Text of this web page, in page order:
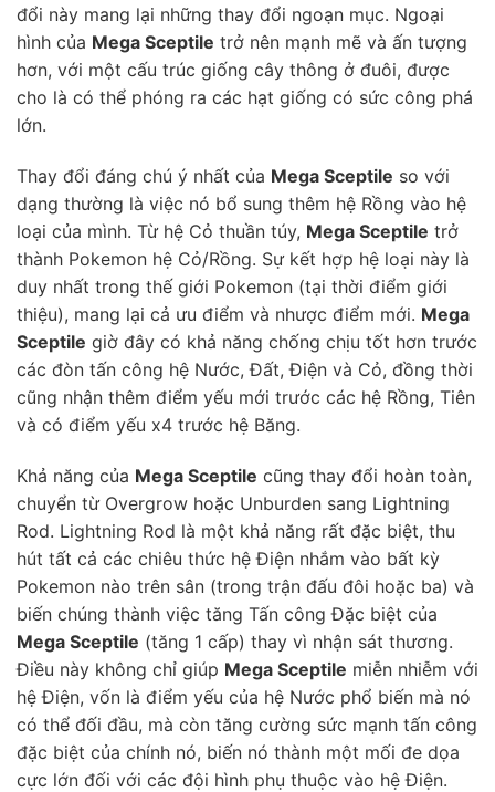
đổi này mang lại những thay đổi ngoạn mục. Ngoại
hình của Mega Sceptile trở nên mạnh mẽ và ấn tượng
hơn, với một cấu trúc giống cây thông ở đuôi, được
cho là có thể phóng ra các hạt giống có sức công phá
lớn.
Thay đổi đáng chú ý nhất của Mega Sceptile so với
dạng thường là việc nó bổ sung thêm hệ Rồng vào hệ
loại của mình. Từ hệ Cỏ thuần túy, Mega Sceptile trở
thành Pokemon hệ Cỏ/Rồng. Sự kết hợp hệ loại này là
duy nhất trong thế giới Pokemon (tại thời điểm giới
thiệu), mang lại cả ưu điểm và nhược điểm mới. Mega
Sceptile giờ đây có khả năng chống chịu tốt hơn trước
các đòn tấn công hệ Nước, Đất, Điện và Cỏ, đồng thời
cũng nhận thêm điểm yếu mới trước các hệ Rồng, Tiên
và có điểm yếu x4 trước hệ Băng.
Khả năng của Mega Sceptile cũng thay đổi hoàn toàn,
chuyển từ Overgrow hoặc Unburden sang Lightning
Rod. Lightning Rod là một khả năng rất đặc biệt, thu
hút tất cả các chiêu thức hệ Điện nhắm vào bất kỳ
Pokemon nào trên sân (trong trận đấu đôi hoặc ba) và
biến chúng thành việc tăng Tấn công Đặc biệt của
Mega Sceptile (tăng 1 cấp) thay vì nhận sát thương.
Điều này không chỉ giúp Mega Sceptile miễn nhiễm với
hệ Điện, vốn là điểm yếu của hệ Nước phổ biến mà nó
có thể đối đầu, mà còn tăng cường sức mạnh tấn công
đặc biệt của chính nó, biến nó thành một mối đe dọa
cực lớn đối với các đội hình phụ thuộc vào hệ Điện.